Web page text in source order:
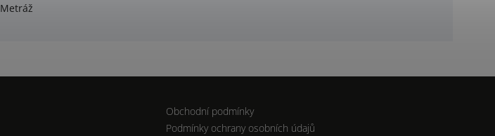
Metráž
Obchodní podmínky
Podmínky ochrany osobních údajů